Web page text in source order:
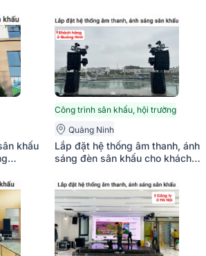
G2, Audiocenter PD1000, JBL
VX8, JBL CV18S, JBL VM300...)
khấu
240
Công trình sân khấu, hội trường
Quảng Ninh
Lắp đặt hệ thống âm thanh, ánh
sáng đèn sân khấu cho khách
HQL210, Actpro HQS218, Actpro
FP14000, Actpro FP10000Q,...)